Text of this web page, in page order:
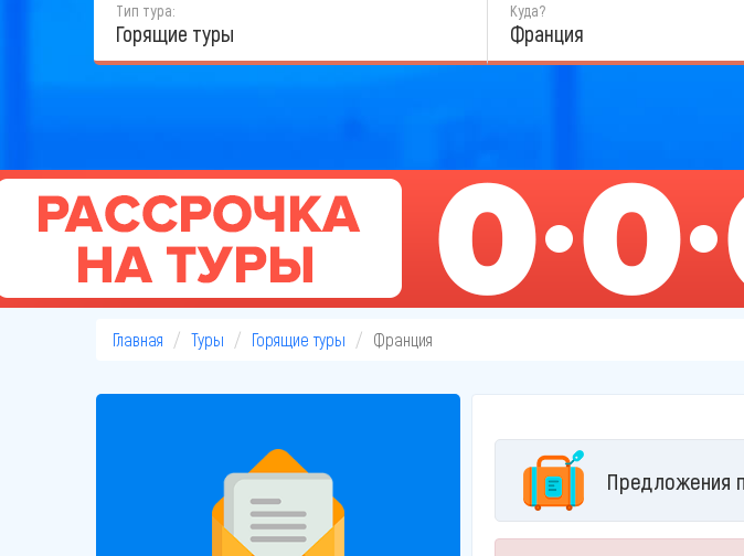
Тип тура:
Горящие туры
Куда?
Франция
Главная Туры Горящие туры Франция
Предложения